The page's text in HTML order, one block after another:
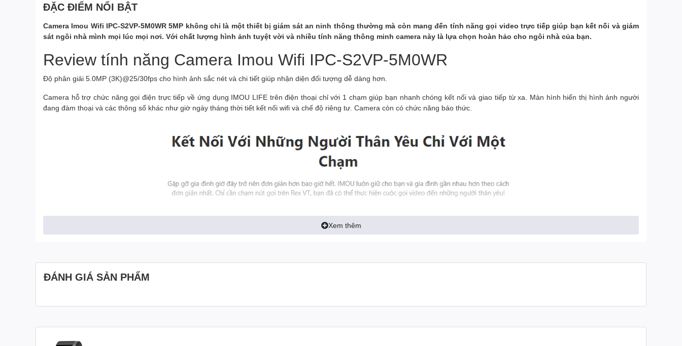
ĐẶC ĐIỂM NỔI BẬT
Camera Imou Wifi IPC-S2VP-5M0WR 5MP không chỉ là một thiết bị giám sát an ninh thông thường mà còn mang đến tính năng gọi video trực tiếp giúp bạn kết nối và giám
sát ngôi nhà mình mọi lúc mọi nơi. Với chất lượng hình ảnh tuyệt vời và nhiều tính năng thông minh camera này là lựa chọn hoàn hảo cho ngôi nhà của bạn.
Review tính năng Camera Imou Wifi IPC-S2VP-5M0WR
Độ phân giải 5.0MP (3K)@25/30fps cho hình ảnh sắc nét và chi tiết giúp nhận diện đối tượng dễ dàng hơn.
Camera hỗ trợ chức năng gọi điện trực tiếp về ứng dụng IMOU LIFE trên điện thoại chỉ với 1 chạm giúp bạn nhanh chóng kết nối và giao tiếp từ xa. Màn hình hiển thị hình ảnh người
đang đàm thoại và các thông số khác như giờ ngày tháng thời tiết kết nối wifi và chế độ riêng tư. Camera còn có chức năng báo thức.
Xem thêm
ĐÁNH GIÁ SẢN PHẨM